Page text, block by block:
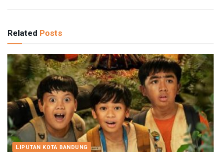
Related Posts
LIPUTAN KOTA BANDUNG